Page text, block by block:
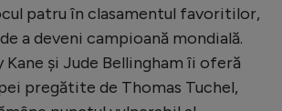
patru în clasamentul favoritilor,
de a deveni campioană mondială.
Kane și Jude Bellingham îi oferă
pregătite de Thomas Tuchel,